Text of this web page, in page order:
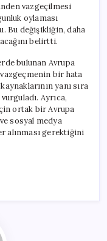
vazgeçilmesi
oylaması
Bu değişikliğin, daha
belirtti.
bulunan Avrupa
bir hata
yanı sıra
Ayrıca,
ortak bir Avrupa
sosyal medya
alınması gerektiğini